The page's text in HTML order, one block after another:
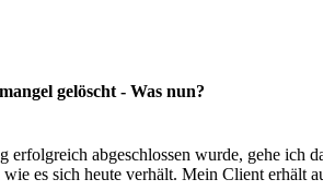
gelöscht - Was nun?
abgeschlossen wurde, gehe ich
es sich heute verhält. Mein Client erhält